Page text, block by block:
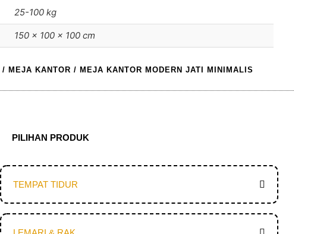
25-100 kg
150 × 100 × 100 cm
/MEJA KANTOR / MEJA KANTOR MODERN JATI MINIMALIS
PILIHAN PRODUK
TEMPAT TIDUR